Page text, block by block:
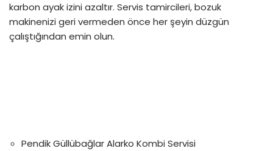
karbon ayak izini azaltır. Servis tamircileri, bozuk
makinenizi geri vermeden önce her şeyin düzgün
çalıştığından emin olun.
Pendik Güllübağlar Alarko Kombi Servisi